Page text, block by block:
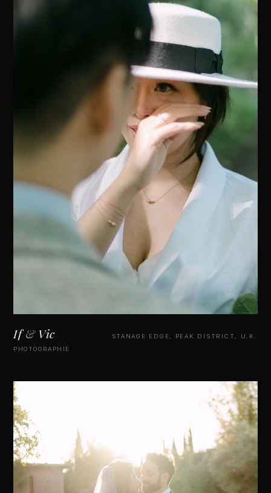
If& Vic
STANAGE EDGE, PEAK DISTRICT, U.K.
PHOTOGRAPHIE